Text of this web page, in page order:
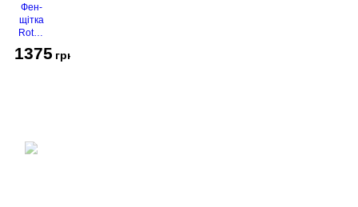
Фен-
щітка
Rotex
RHC-
490-T
1375 грн